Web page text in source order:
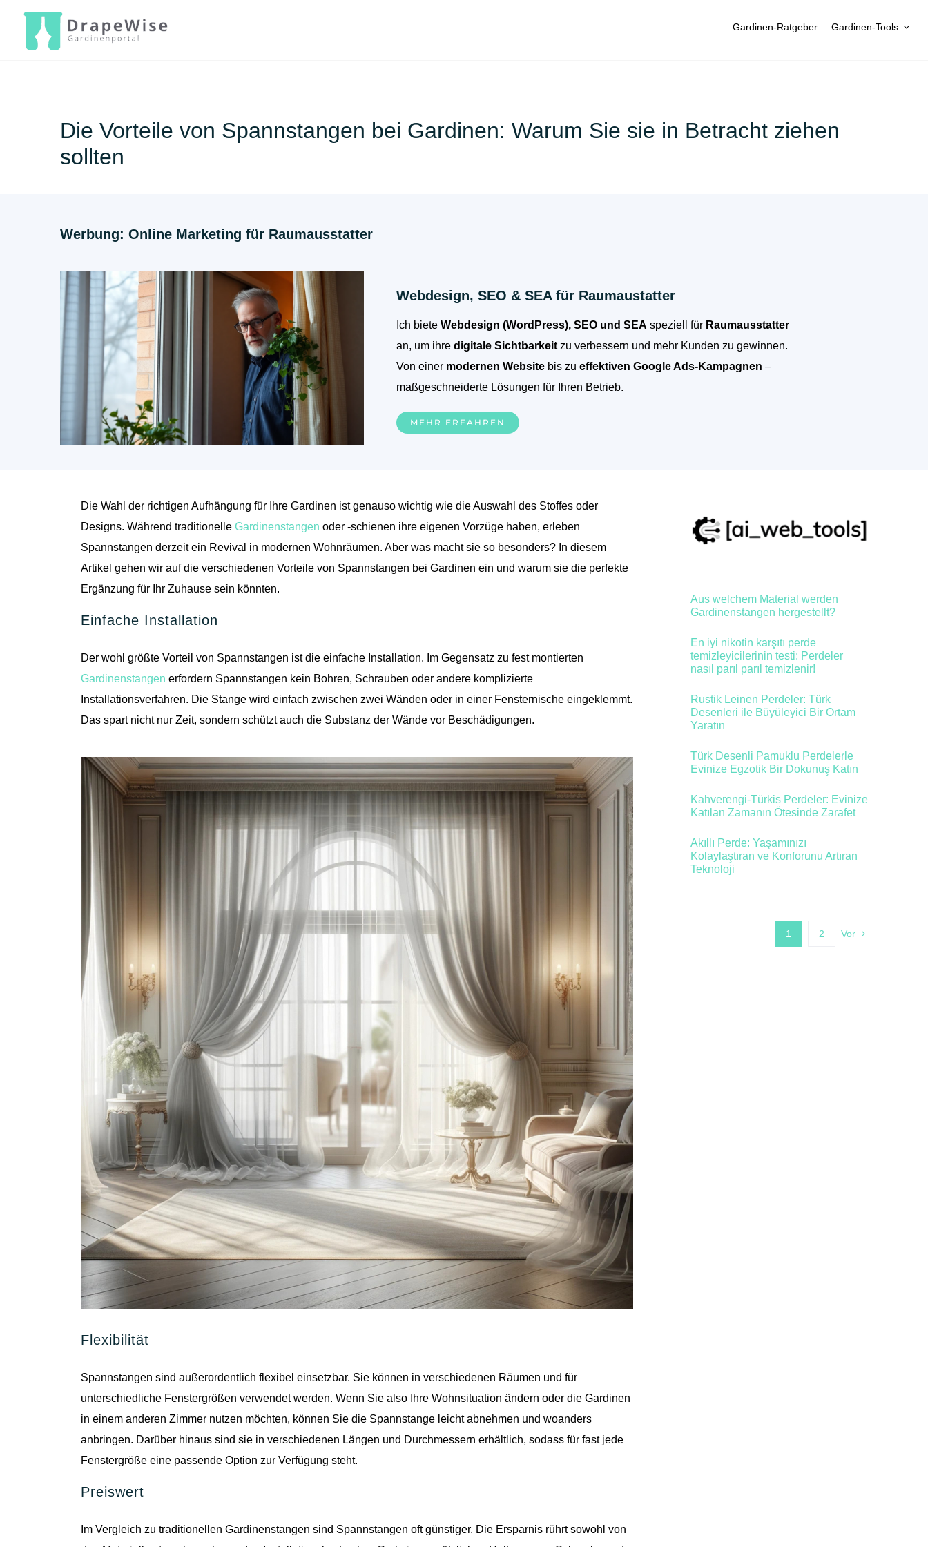
springen
Gardinen-Ratgeber Gardinen-Tools
Die Vorteile von Spannstangen bei Gardinen: Warum Sie sie in Betracht ziehen
sollten
Werbung: Online Marketing für Raumausstatter
Webdesign, SEO & SEA für Raumaustatter
Ich biete Webdesign (WordPress), SEO und SEA speziell für Raumausstatter
an, um ihre digitale Sichtbarkeitzu verbessern und mehr Kunden zu gewinnen.
Von einer modernen Websitebis zu effektiven Google Ads-Kampagnen –
maßgeschneiderte Lösungen für Ihren Betrieb.
MEHR ERFAHREN
Die Wahl der richtigen Aufhängung für Ihre Gardinen ist genauso wichtig wie die Auswahl des Stoffes oder
Designs. Während traditionelle Gardinenstangen oder -schienen ihre eigenen Vorzüge haben, erleben
Spannstangen derzeit ein Revival in modernen Wohnräumen. Aber was macht sie so besonders? In diesem
Artikel gehen wir auf die verschiedenen Vorteile von Spannstangen bei Gardinen ein und warum sie die perfekte
Ergänzung für Ihr Zuhause sein könnten.
Einfache Installation
Der wohl größte Vorteil von Spannstangen ist die einfache Installation. Im Gegensatz zu fest montierten
Gardinenstangen erfordern Spannstangen kein Bohren, Schrauben oder andere komplizierte
Installationsverfahren. Die Stange wird einfach zwischen zwei Wänden oder in einer Fensternische eingeklemmt.
Das spart nicht nur Zeit, sondern schützt auch die Substanz der Wände vor Beschädigungen.
Flexibilität
Spannstangen sind außerordentlich flexibel einsetzbar. Sie können in verschiedenen Räumen und für
unterschiedliche Fenstergrößen verwendet werden. Wenn Sie also Ihre Wohnsituation ändern oder die Gardinen
in einem anderen Zimmer nutzen möchten, können Sie die Spannstange leicht abnehmen und woanders
anbringen. Darüber hinaus sind sie in verschiedenen Längen und Durchmessern erhältlich, sodass für fast jede
Fenstergröße eine passende Option zur Verfügung steht.
Preiswert
Im Vergleich zu traditionellen Gardinenstangen sind Spannstangen oft günstiger. Die Ersparnis rührt sowohl von
Aus welchem Material werden
Gardinenstangen hergestellt?
En iyi nikotin karşıtı perde
temizleyicilerinin testi: Perdeler
nasıl parıl parıl temizlenir!
Rustik Leinen Perdeler: Türk
Desenleri ile Büyüleyici Bir Ortam
Yaratın
Türk Desenli Pamuklu Perdelerle
Evinize Egzotik Bir Dokunuş Katın
Kahverengi-Türkis Perdeler: Evinize
Katılan Zamanın Ötesinde Zarafet
Akıllı Perde: Yaşamınızı
Kolaylaştıran ve Konforunu Artıran
Teknoloji
1 2 Vor